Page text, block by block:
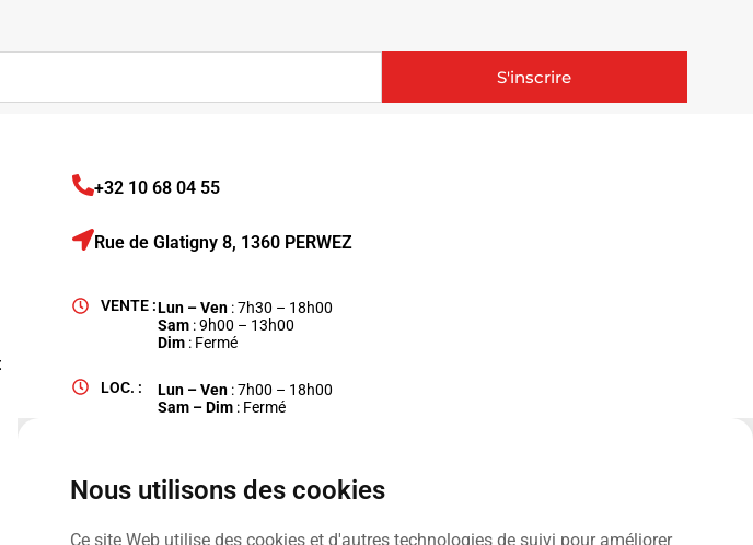
Nous utilisons des cookies
Ce site Web utilise des cookies et d'autres technologies de suivi pour améliorer
S'inscrire
+32 10 68 04 55
Rue de Glatigny 8, 1360 PERWEZ
VENTE :Lun – Ven : 7h30 – 18h00
Sam : 9h00 – 13h00
Dim : Fermé
LOC. : Lun – Ven : 7h00 – 18h00
Sam – Dim : Fermé